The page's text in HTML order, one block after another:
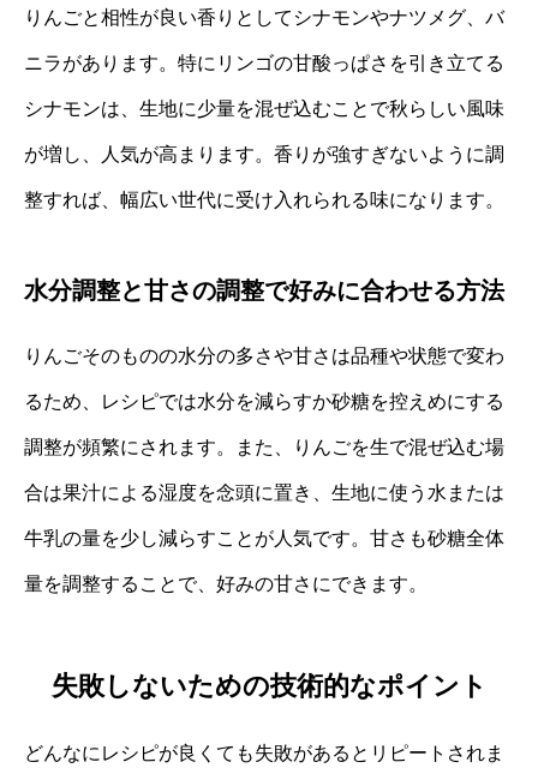
りんごと相性が良い香りとしてシナモンやナツメグ、バ
ニラがあります。特にリンゴの甘酸っぱさを引き立てる
シナモンは、生地に少量を混ぜ込むことで秋らしい風味
が増し、人気が高まります。香りが強すぎないように調
整すれば、幅広い世代に受け入れられる味になります。
水分調整と甘さの調整で好みに合わせる方法
りんごそのものの水分の多さや甘さは品種や状態で変わ
るため、レシピでは水分を減らすか砂糖を控えめにする
調整が頻繁にされます。また、りんごを生で混ぜ込む場
合は果汁による湿度を念頭に置き、生地に使う水または
牛乳の量を少し減らすことが人気です。甘さも砂糖全体
量を調整することで、好みの甘さにできます。
失敗しないための技術的なポイント
どんなにレシピが良くても失敗があるとリピートされま